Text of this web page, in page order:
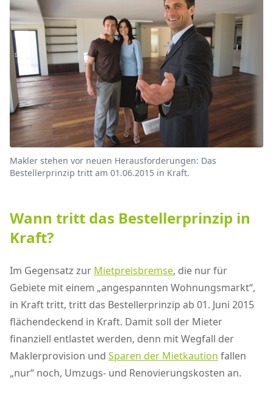
Makler stehen vor neuen Herausforderungen: Das
Bestellerprinzip tritt am 01.06.2015 in Kraft.
Wann tritt das Bestellerprinzip in
Kraft?
Im Gegensatz zur Mietpreisbremse, die nur für
Gebiete mit einem „angespannten Wohnungsmarkt“,
in Kraft tritt, tritt das Bestellerprinzip ab 01. Juni 2015
flächendeckend in Kraft. Damit soll der Mieter
finanziell entlastet werden, denn mit Wegfall der
Maklerprovision und Sparen der Mietkaution fallen
„nur“ noch, Umzugs- und Renovierungskosten an.